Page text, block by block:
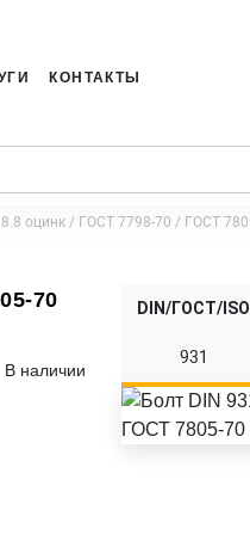
КОНТАКТЫ
оцинк / ГОСТ 7798-70 / ГОСТ
70
В наличии
DIN/ГОСТ/ISO
931